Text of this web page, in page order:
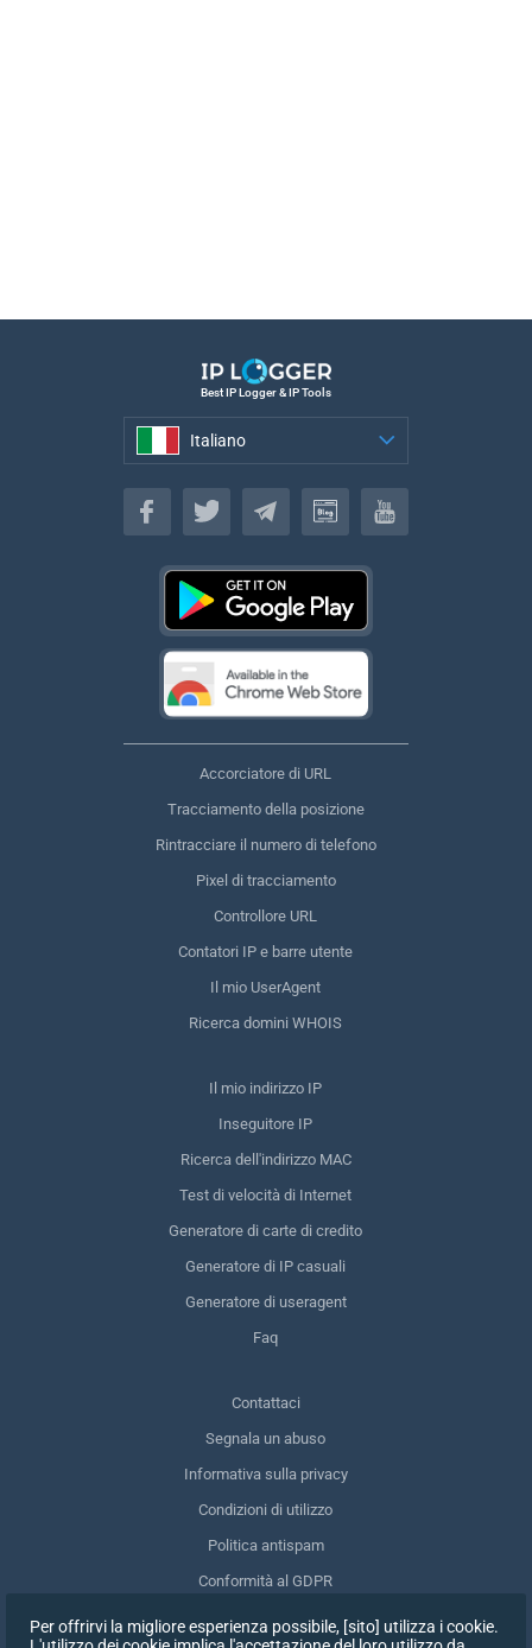
Best IP Logger & IP Tools
Italiano
Italiano
Accorciatore di URL
Tracciamento della posizione
Rintracciare il numero di telefono
Pixel di tracciamento
Controllore URL
Contatori IP e barre utente
Il mio UserAgent
Ricerca domini WHOIS
Il mio indirizzo IP
Inseguitore IP
Ricerca dell'indirizzo MAC
Test di velocità di Internet
Generatore di carte di credito
Generatore di IP casuali
Generatore di useragent
Faq
Contattaci
Segnala un abuso
Informativa sulla privacy
Condizioni di utilizzo
Politica antispam
Conformità al GDPR
Cancellare i miei dati
Per offrirvi la migliore esperienza possibile, [sito] utilizza i cookie.